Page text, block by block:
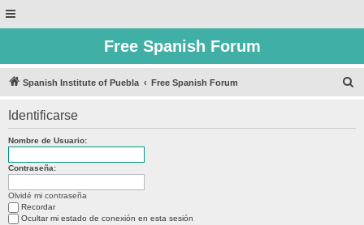
Free Spanish Forum
Spanish Institute of Puebla Free Spanish Forum
Identificarse
Nombre de Usuario:
Contraseña:
Olvidé mi contraseña
Recordar
Ocultar mi estado de conexión en esta sesión